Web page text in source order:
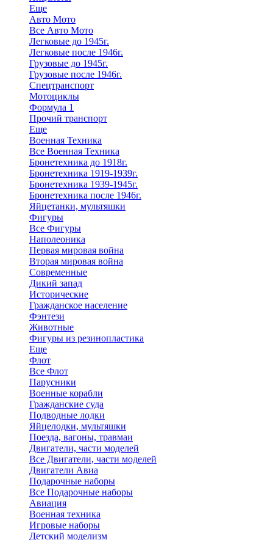
Еще
Авто Мото
Все Авто Мото
Легковые до 1945г.
Легковые после 1946г.
Грузовые до 1945г.
Грузовые после 1946г.
Спецтранспорт
Мотоциклы
Формула 1
Прочий транспорт
Еще
Военная Техника
Все Военная Техника
Бронетехника до 1918г.
Бронетехника 1919-1939г.
Бронетехника 1939-1945г.
Бронетехника после 1946г.
Яйцетанки, мультяшки
Фигуры
Все Фигуры
Наполеоника
Первая мировая война
Вторая мировая война
Современные
Дикий запад
Исторические
Гражданское население
Фэнтези
Животные
Фигуры из резинопластика
Еще
Флот
Все Флот
Парусники
Военные корабли
Гражданские суда
Подводные лодки
Яйцелодки, мультяшки
Поезда, вагоны, травмаи
Двигатели, части моделей
Все Двигатели, части моделей
Двигатели Авиа
Подарочные наборы
Все Подарочные наборы
Авиация
Военная техника
Игровые наборы
Детский моделизм